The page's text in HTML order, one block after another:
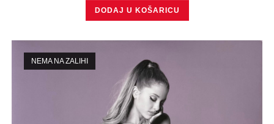
DODAJ U KOŠARICU
NEMA NA ZALIHI